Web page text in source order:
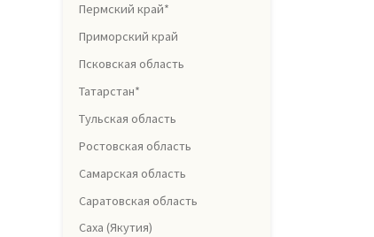
Пермский край*
Приморский край
Псковская область
Татарстан*
Тульская область
Ростовская область
Самарская область
Саратовская область
Саха (Якутия)